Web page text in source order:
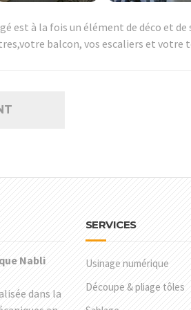
est à la fois un élément de déco et de
balcon, vos escaliers et votre
Nabli
dans la
SERVICES
Usinage numérique
Découpe & pliage tôles